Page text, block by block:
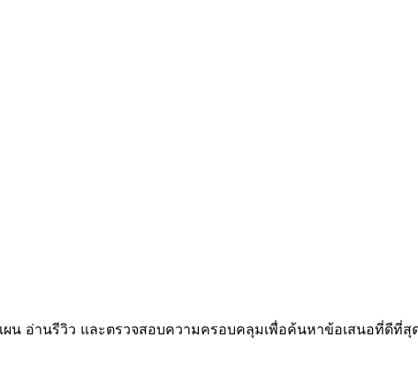
น อ่านรีวิว และตรวจสอบความครอบคลุมเพื่อค้นหาข้อเสนอที่ดีที่